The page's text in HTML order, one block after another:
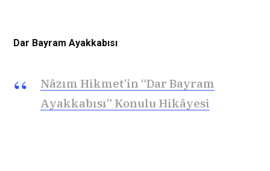
Dar Bayram Ayakkabısı
Nâzım Hikmet’in “Dar Bayram
Ayakkabısı” Konulu Hikâyesi